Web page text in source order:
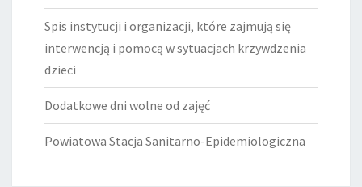
Spis instytucji i organizacji, które zajmują się
interwencją i pomocą w sytuacjach krzywdzenia
dzieci
Dodatkowe dni wolne od zajęć
Powiatowa Stacja Sanitarno-Epidemiologiczna